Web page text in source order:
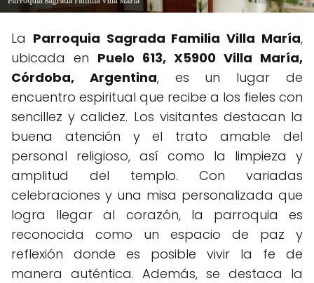
La Parroquia Sagrada Familia Villa María,
ubicada en Puelo 613, X5900 Villa María,
Córdoba, Argentina, es un lugar de
encuentro espiritual que recibe a los fieles con
sencillez y calidez. Los visitantes destacan la
buena atención y el trato amable del
personal religioso, así como la limpieza y
amplitud del templo. Con variadas
celebraciones y una misa personalizada que
logra llegar al corazón, la parroquia es
reconocida como un espacio de paz y
reflexión donde es posible vivir la fe de
manera auténtica. Además, se destaca la